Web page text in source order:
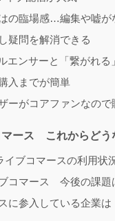
の臨場感…編集や嘘が
疑問を解消できる
エンサーと「繋がれる」
入までが簡単
がコアファンなので
マース これからどう
イブコマースの利用状
コマース 今後の課題
に参入している企業は